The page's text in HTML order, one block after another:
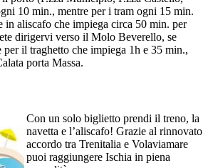
10 min., mentre per i tram ogni 15 min.
in aliscafo che impiega circa 50 min. per
dirigervi verso il Molo Beverello, se
per il traghetto che impiega 1h e 35 min.,
porta Massa.
Con un solo biglietto prendi il treno, la
navetta e l’aliscafo! Grazie al rinnovato
accordo tra Trenitalia e Volaviamare
puoi raggiungere Ischia in piena